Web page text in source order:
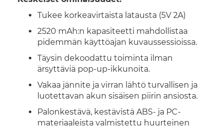
Tukee korkeavirtaista latausta (5V 2A)
2520 mAh:n kapasiteetti mahdollistaa
pidemmän käyttöajan kuvaussessioissa.
Täysin dekoodattu toiminta ilman
ärsyttäviä pop-up-ikkunoita.
Vakaa jännite ja virran lähtö turvallisen ja
luotettavan akun sisäisen piirin ansiosta.
Palonkestävä, kestävistä ABS- ja PC-
materiaaleista valmistettu huurteinen